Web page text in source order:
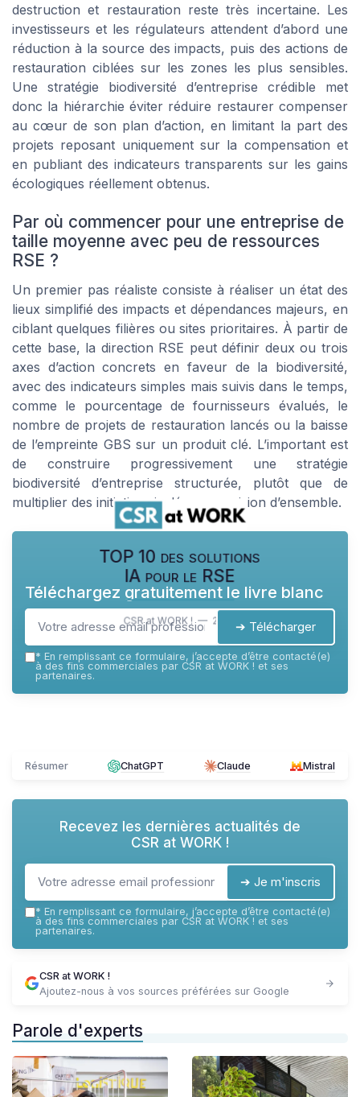
destruction et restauration reste très incertaine. Les
investisseurs et les régulateurs attendent d’abord une
réduction à la source des impacts, puis des actions de
restauration ciblées sur les zones les plus sensibles.
Une stratégie biodiversité d’entreprise crédible met
donc la hiérarchie éviter réduire restaurer compenser
au cœur de son plan d’action, en limitant la part des
projets reposant uniquement sur la compensation et
en publiant des indicateurs transparents sur les gains
écologiques réellement obtenus.
Par où commencer pour une entreprise de
taille moyenne avec peu de ressources
RSE ?
Un premier pas réaliste consiste à réaliser un état des
lieux simplifié des impacts et dépendances majeurs, en
ciblant quelques filières ou sites prioritaires. À partir de
cette base, la direction RSE peut définir deux ou trois
axes d’action concrets en faveur de la biodiversité,
avec des indicateurs simples mais suivis dans le temps,
comme le pourcentage de fournisseurs évalués, le
nombre de projets de restauration lancés ou la baisse
de l’empreinte GBS sur un produit clé. L’important est
de construire progressivement une stratégie
biodiversité d’entreprise structurée, plutôt que de
multiplier des initiatives isolées sans vision d’ensemble.
TOP 10 des solutions
IA pour le RSE
CSR at WORK ! — 2026
Téléchargez gratuitement le livre blanc
➔ Télécharger
* En remplissant ce formulaire, j’accepte d’être contacté(e)
à des fins commerciales par CSR at WORK ! et ses
partenaires.
Résumer ChatGPT Claude Mistral
Recevez les dernières actualités de
CSR at WORK !
➔ Je m'inscris
* En remplissant ce formulaire, j’accepte d’être contacté(e)
à des fins commerciales par CSR at WORK ! et ses
partenaires.
CSR at WORK !
Ajoutez-nous à vos sources préférées sur Google
Parole d'experts